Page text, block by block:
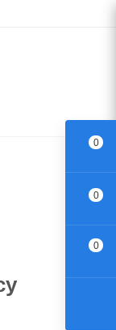
0
0
0